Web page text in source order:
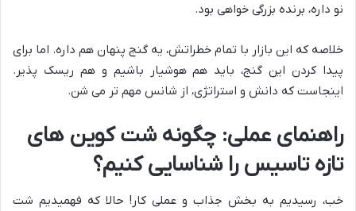
نو داره، برنده بزرگی خواهی بود.
خلاصه که این بازار با تمام خطراتش، یه گنج پنهان هم داره. اما برای
پیدا کردن این گنج، باید هم هوشیار باشیم و هم ریسک پذیر.
اینجاست که دانش و استراتژی، از شانس مهم تر می شن.
راهنمای عملی: چگونه شت کوین های
تازه تاسیس را شناسایی کنیم؟
خب، رسیدیم به بخش جذاب و عملی کار! حالا که فهمیدیم شت